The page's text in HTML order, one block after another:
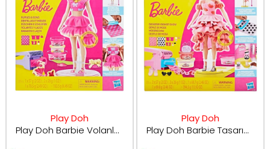
Play Doh
Play Doh Barbie Volanlar ve Düğmeler G1361
Play Doh
Play Doh Barbie Tasarım Moda Show G1356